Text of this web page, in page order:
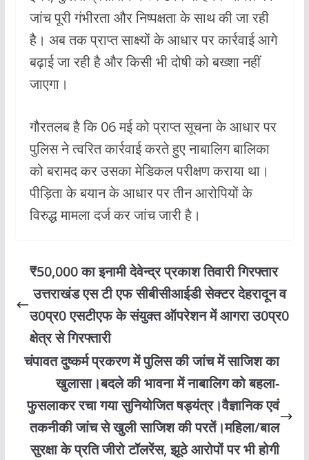
जांच पूरी गंभीरता और निष्पक्षता के साथ की जा रही
है। अब तक प्राप्त साक्ष्यों के आधार पर कार्रवाई आगे
बढ़ाई जा रही है और किसी भी दोषी को बख्शा नहीं
जाएगा।
गौरतलब है कि 06 मई को प्राप्त सूचना के आधार पर
पुलिस ने त्वरित कार्रवाई करते हुए नाबालिग बालिका
को बरामद कर उसका मेडिकल परीक्षण कराया था।
पीड़िता के बयान के आधार पर तीन आरोपियों के
विरुद्ध मामला दर्ज कर जांच जारी है।
₹50,000 का इनामी देवेन्द्र प्रकाश तिवारी गिरफ्तार
उत्तराखंड एस टी एफ सीबीसीआईडी सेक्टर देहरादून व
उ0प्र0 एसटीएफ के संयुक्त ऑपरेशन में आगरा उ0प्र0
क्षेत्र से गिरफ्तारी
चंपावत दुष्कर्म प्रकरण में पुलिस की जांच में साजिश का
खुलासा।बदले की भावना में नाबालिग को बहला-
फुसलाकर रचा गया सुनियोजित षड्यंत्र।वैज्ञानिक एवं
तकनीकी जांच से खुली साजिश की परतें।महिला/बाल
सुरक्षा के प्रति जीरो टॉलरेंस, झूठे आरोपों पर भी होगी